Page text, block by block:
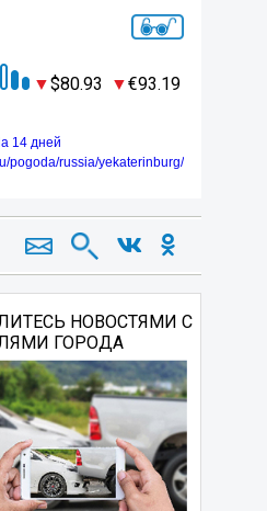
80.93 93.19
14 дней
pogoda/russia/yekaterinburg/
НОВОСТЯМИ С
ГОРОДА